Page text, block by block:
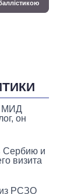
МИД
он
Сербию и
визита
РСЗО